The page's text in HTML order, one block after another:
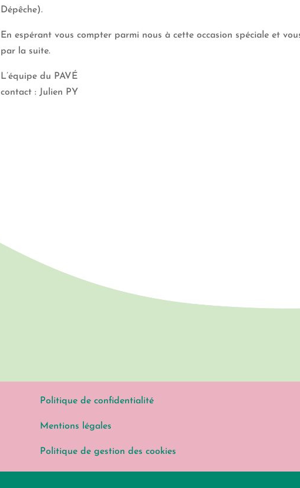
Dépêche).
En espérant vous compter parmi nous à cette occasion spéciale et
par la suite.
L’équipe du PAVÉ
contact : Julien PY
Politique de confidentialité
Mentions légales
Politique de gestion des cookies